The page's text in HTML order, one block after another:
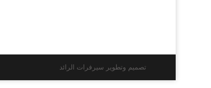
تصميم وتطوير سيرفرات الرائد